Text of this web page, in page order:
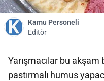
Kamu Personeli
Editör
Yarışmacılar bu
pastırmalı humus